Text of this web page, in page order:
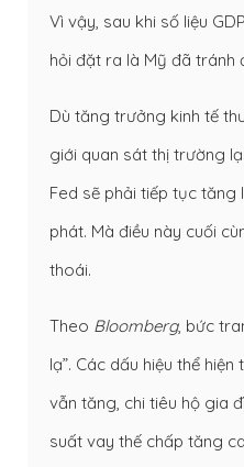
Vì vậy, sau khi số liệu
hỏi đặt ra là Mỹ đã tránh
Dù tăng trưởng kinh tế
giới quan sát thị trường
Fed sẽ phải tiếp tục tăng
phát. Mà điều này cuối
thoái.
Theo Bloomberg, bức
lạ”. Các dấu hiệu thể
vẫn tăng, chi tiêu hộ gia
suất vay thế chấp tăng